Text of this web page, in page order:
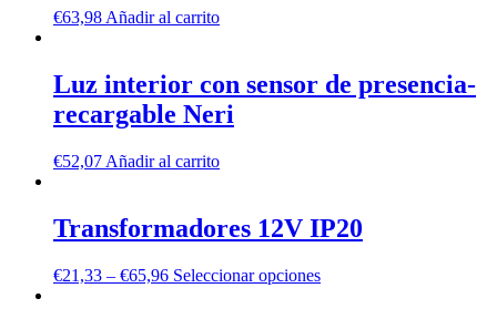
€63,98 Añadir al carrito
Luz interior con sensor de presencia-
recargable Neri
€52,07 Añadir al carrito
Transformadores 12V IP20
€21,33 – €65,96 Seleccionar opciones